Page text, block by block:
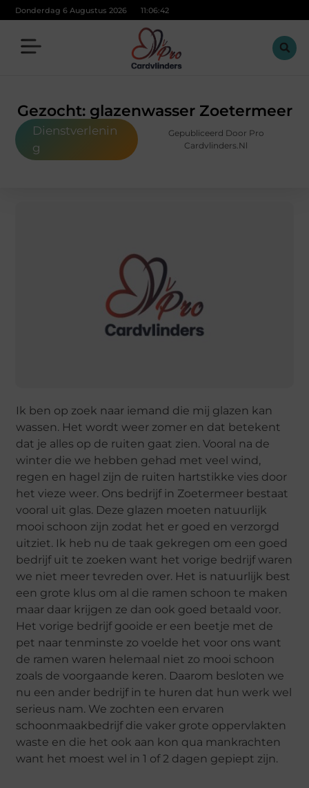
Donderdag 6 Augustus 2026 11:06:43
Gezocht: glazenwasser Zoetermeer
Dienstverlenin
g
Gepubliceerd Door Pro
Cardvlinders.nl
Ik ben op zoek naar iemand die mij glazen kan
wassen. Het wordt weer zomer en dat betekent
dat je alles op de ruiten gaat zien. Vooral na de
winter die we hebben gehad met veel wind,
regen en hagel zijn de ruiten hartstikke vies door
het vieze weer. Ons bedrijf in Zoetermeer bestaat
vooral uit glas. Deze glazen moeten natuurlijk
mooi schoon zijn zodat het er goed en verzorgd
uitziet. Ik heb nu de taak gekregen om een goed
bedrijf uit te zoeken want het vorige bedrijf waren
we niet meer tevreden over. Het is natuurlijk best
een grote klus om al die ramen schoon te maken
maar daar krijgen ze dan ook goed betaald voor.
Het vorige bedrijf gooide er een beetje met de
pet naar tenminste zo voelde het voor ons want
de ramen waren helemaal niet zo mooi schoon
zoals de voorgaande keren. Daarom besloten we
nu een ander bedrijf in te huren dat hun werk wel
serieus nam. We zochten een ervaren
schoonmaakbedrijf die vaker grote oppervlakten
waste en die het ook aan kon qua mankrachten
want het moest wel in 1 of 2 dagen gepiept zijn.